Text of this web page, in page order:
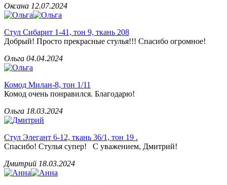
Оксана 12.07.2024
Стул Сибарит 1-41, тон 9, ткань 208
Добрый! Просто прекрасные стулья!!! Спасибо огромное!
Ольга 04.04.2024
Комод Милан-8, тон 1/11
Комод очень понравился. Благодарю!
Ольга 18.03.2024
Стул Элегант 6-12, ткань 36/1, тон 19 .
Спасибо! Стулья супер! С уважением, Дмитрий!
Дмитрий 18.03.2024